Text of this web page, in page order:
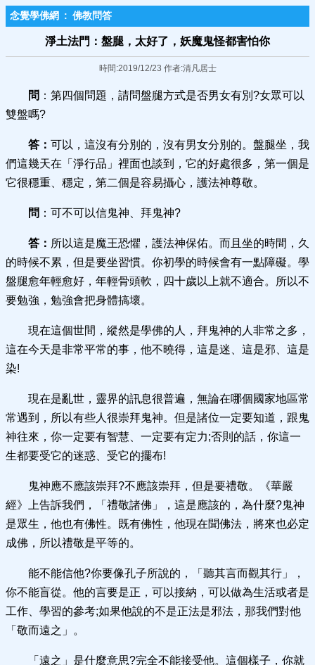
念覺學佛網 : 佛教問答
淨土法門：盤腿，太好了，妖魔鬼怪都害怕你
時間:2019/12/23 作者:清凡居士
問 ：第四個問題，請問盤腿方式是否男女有別?女眾可以
雙盤嗎?
答： 可以，這沒有分別的，沒有男女分別的。盤腿坐，我
們這幾天在「淨行品」裡面也談到，它的好處很多，第一個是
它很穩重、穩定，第二個是容易攝心，護法神尊敬。
問 ：可不可以信鬼神、拜鬼神?
答： 所以這是魔王恐懼，護法神保佑。而且坐的時間，久
的時候不累，但是要坐習慣。你初學的時候會有一點障礙。學
盤腿愈年輕愈好，年輕骨頭軟，四十歲以上就不適合。所以不
要勉強，勉強會把身體搞壞。
現在這個世間，縱然是學佛的人，拜鬼神的人非常之多，
這在今天是非常平常的事，他不曉得，這是迷、這是邪、這是
染!
現在是亂世，靈界的訊息很普遍，無論在哪個國家地區常
常遇到，所以有些人很崇拜鬼神。但是諸位一定要知道，跟鬼
神往來，你一定要有智慧、一定要有定力;否則的話，你這一
生都要受它的迷惑、受它的擺布!
鬼神應不應該崇拜?不應該崇拜，但是要禮敬。《華嚴
經》上告訴我們，「禮敬諸佛」，這是應該的，為什麼?鬼神
是眾生，他也有佛性。既有佛性，他現在聞佛法，將來也必定
成佛，所以禮敬是平等的。
能不能信他?你要像孔子所說的，「聽其言而觀其行」，
你不能盲從。他的言要是正，可以接納，可以做為生活或者是
工作、學習的參考;如果他說的不是正法是邪法，那我們對他
「敬而遠之」。
「遠之」是什麼意思?完全不能接受他。這個樣子，你就